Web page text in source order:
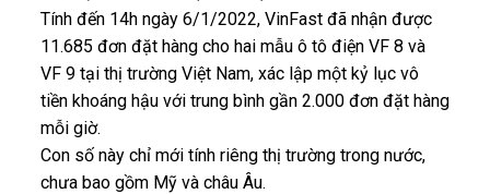
Tính đến 14h ngày 6/1/2022, VinFast đã nhận được
11.685 đơn đặt hàng cho hai mẫu ô tô điện VF 8 và
VF 9 tại thị trường Việt Nam, xác lập một kỷ lục vô
tiền khoáng hậu với trung bình gần 2.000 đơn đặt hàng
mỗi giờ.
Con số này chỉ mới tính riêng thị trường trong nước,
chưa bao gồm Mỹ và châu Âu.